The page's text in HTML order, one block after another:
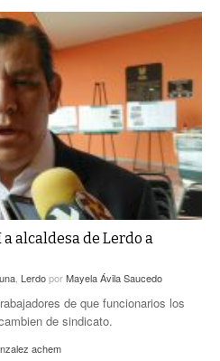
alcaldesa de Lerdo a
LerdoporMayela Ávila Saucedo
de que funcionarios los
de sindicato.
achem